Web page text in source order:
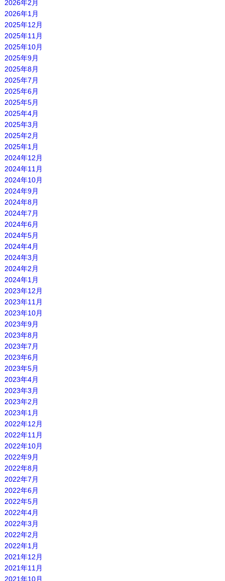
2026年2月
2026年1月
2025年12月
2025年11月
2025年10月
2025年9月
2025年8月
2025年7月
2025年6月
2025年5月
2025年4月
2025年3月
2025年2月
2025年1月
2024年12月
2024年11月
2024年10月
2024年9月
2024年8月
2024年7月
2024年6月
2024年5月
2024年4月
2024年3月
2024年2月
2024年1月
2023年12月
2023年11月
2023年10月
2023年9月
2023年8月
2023年7月
2023年6月
2023年5月
2023年4月
2023年3月
2023年2月
2023年1月
2022年12月
2022年11月
2022年10月
2022年9月
2022年8月
2022年7月
2022年6月
2022年5月
2022年4月
2022年3月
2022年2月
2022年1月
2021年12月
2021年11月
2021年10月